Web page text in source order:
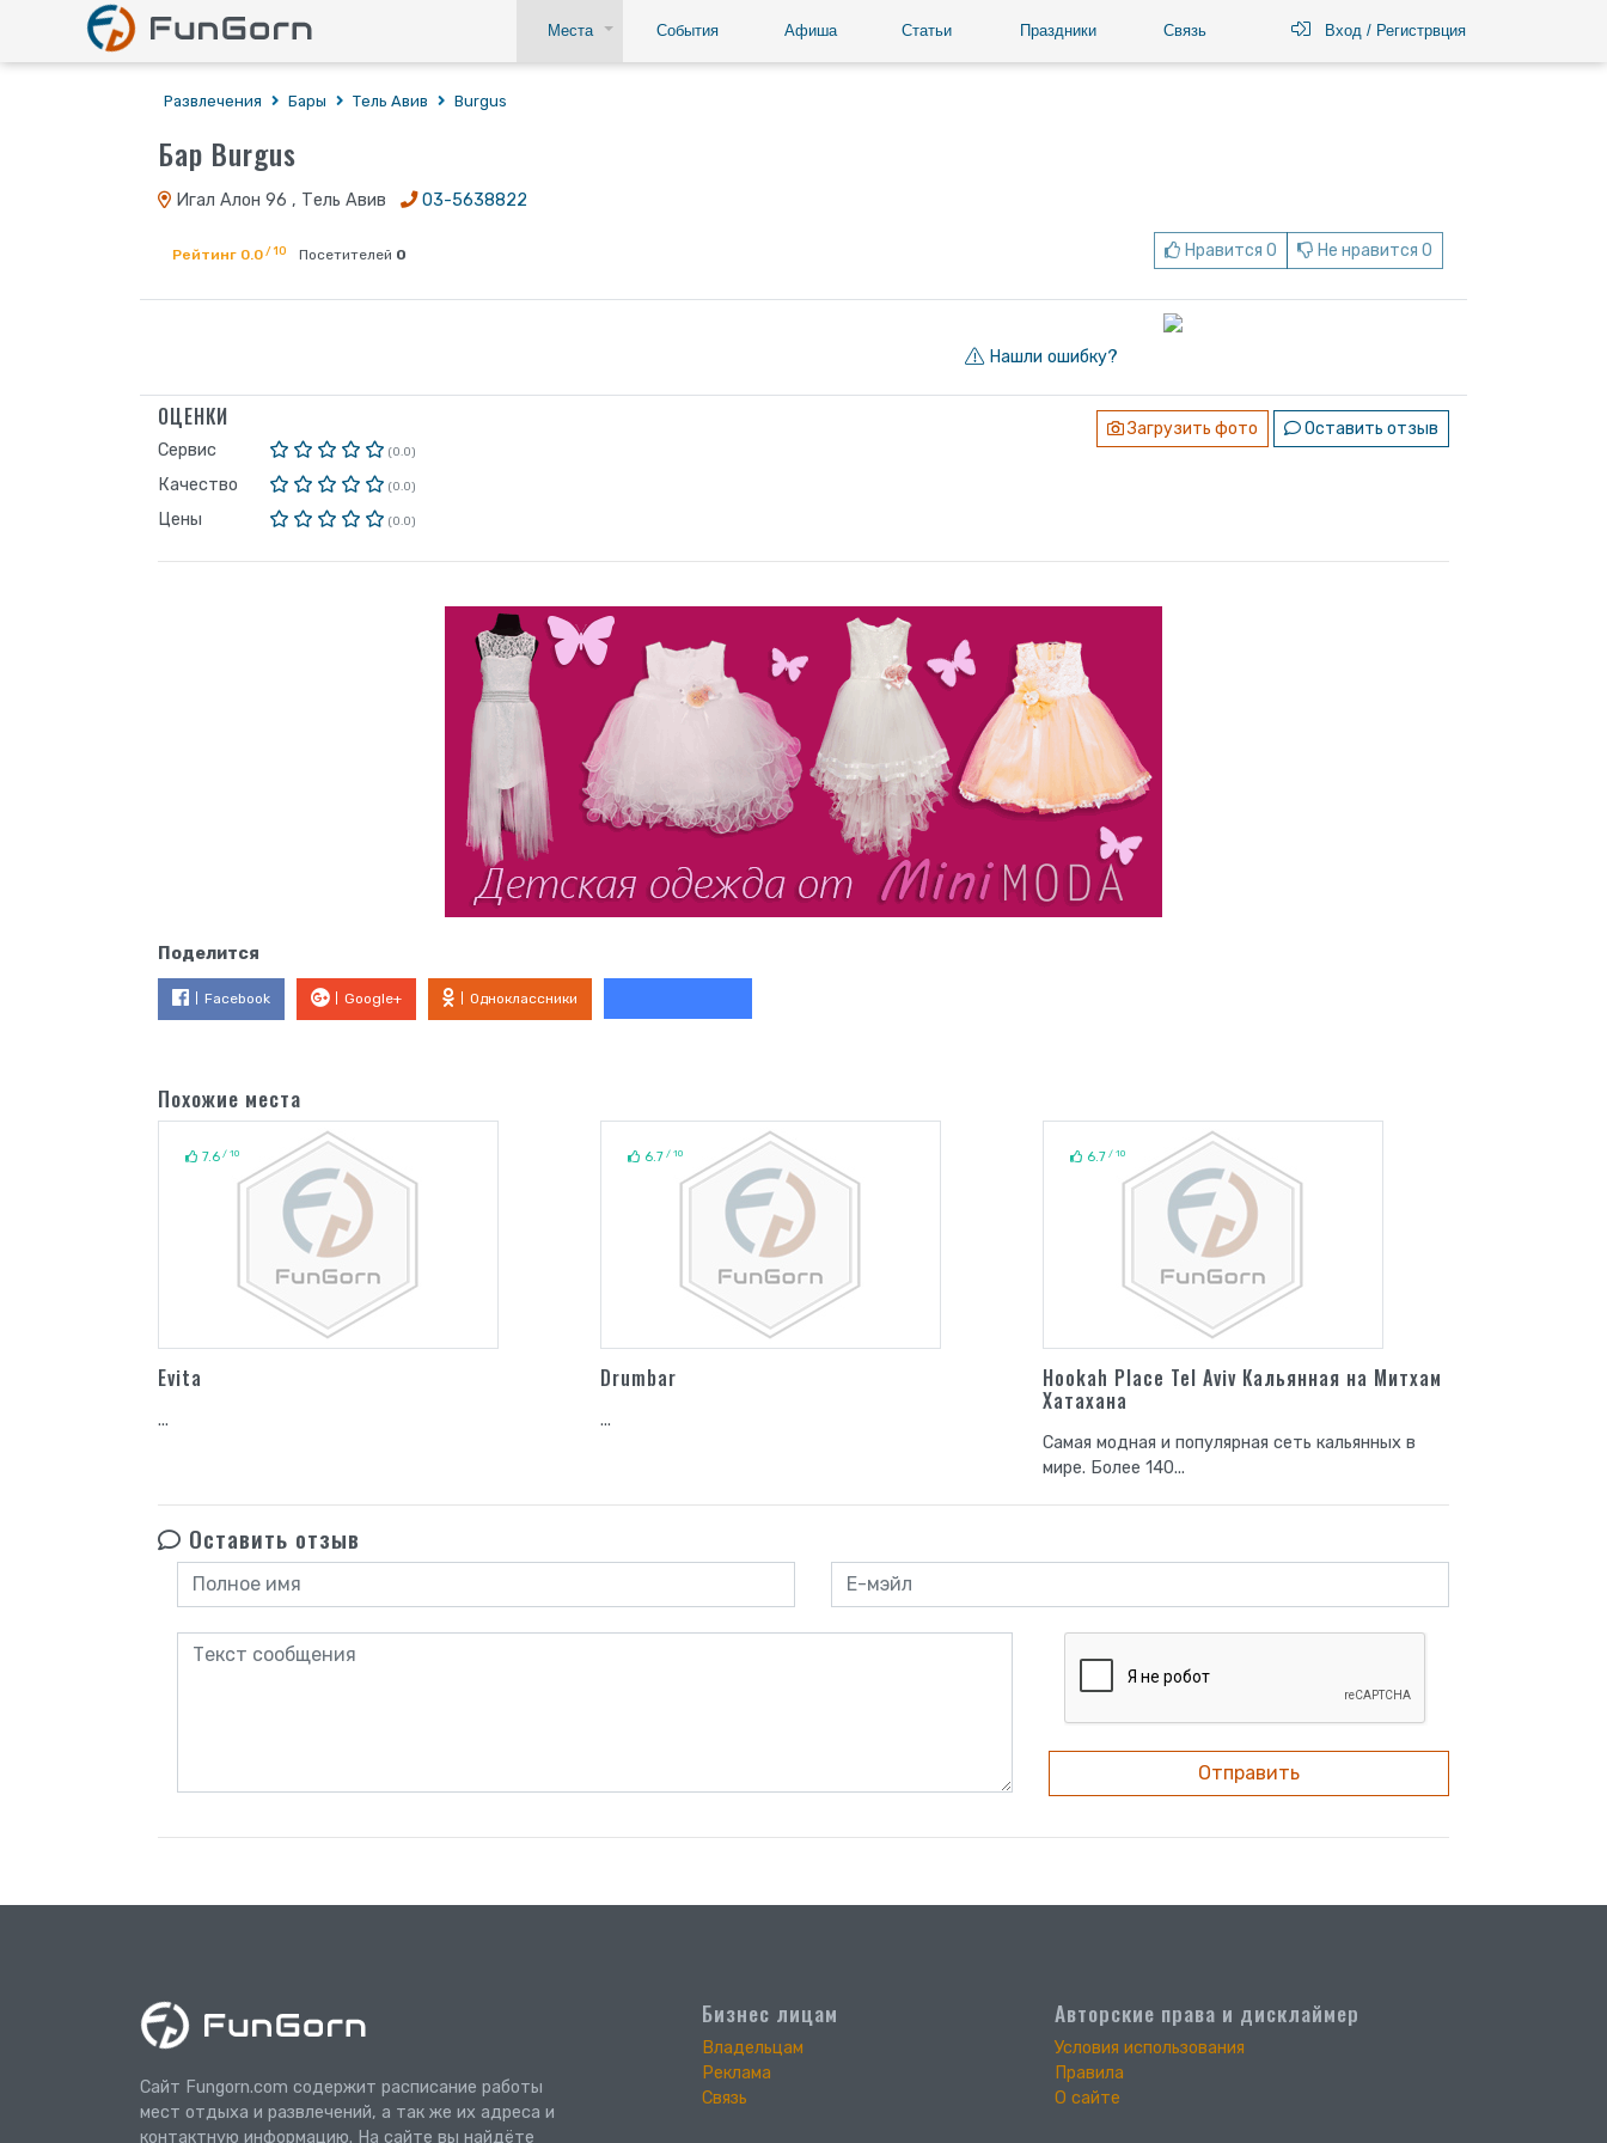
Места События Афиша Статьи Праздники Связь Вход / Регистрвция
Развлечения Бары Тель Авив Burgus
Бар Burgus
Игал Алон 96 , Тель Авив 03-5638822
Рейтинг 0.0 / 10 Посетителей 0 Нравится 0 Не нравится 0
Нашли ошибку?
ОЦЕНКИ
Сервис (0.0)
Качество (0.0)
Цены (0.0)
Загрузить фото Оставить отзыв
Поделится
Facebook Google+ Одноклассники
Похожие места
7.6 / 10
Evita
...
6.7/ 10
Drumbar
...
6.7/ 10
Hookah Place Tel Aviv Кальянная на Митхам
Хатахана
Самая модная и популярная сеть кальянных в
мире. Более 140...
Оставить отзыв
Отправить
Сайт Fungorn.com содержит расписание работы
мест отдыха и развлечений, а так же их адреса и
контактную информацию. На сайте вы найдёте
Бизнес лицам
Владельцам
Реклама
Связь
Авторские права и дисклаймер
Условия использования
Правила
О сайте